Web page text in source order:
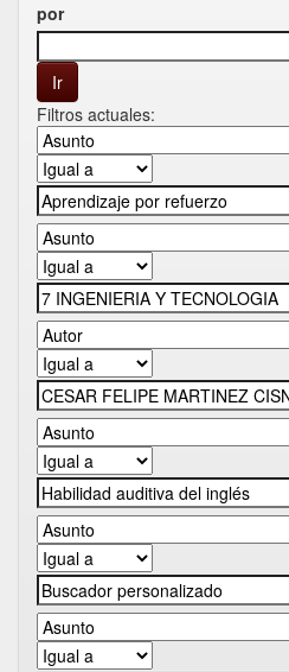
por
Filtros actuales: